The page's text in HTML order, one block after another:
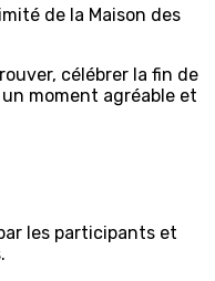
de la Maison des
célébrer la fin de
moment agréable et
les participants et